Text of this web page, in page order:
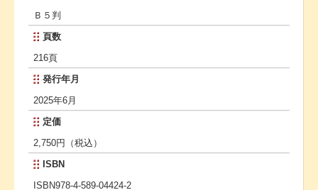
Ｂ５判
頁数
216頁
発行年月
2025年6月
定価
2,750円（税込）
ISBN
ISBN978-4-589-04424-2